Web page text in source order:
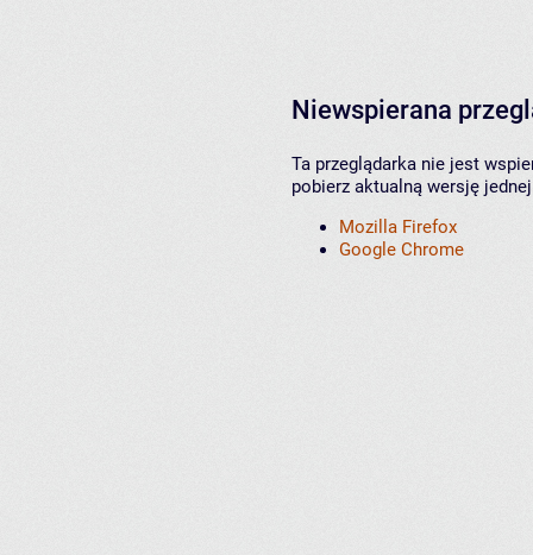
Niewspierana
Ta przeglądarka nie jest
pobierz aktualną wersję
Mozilla Firefox
Google Chrome